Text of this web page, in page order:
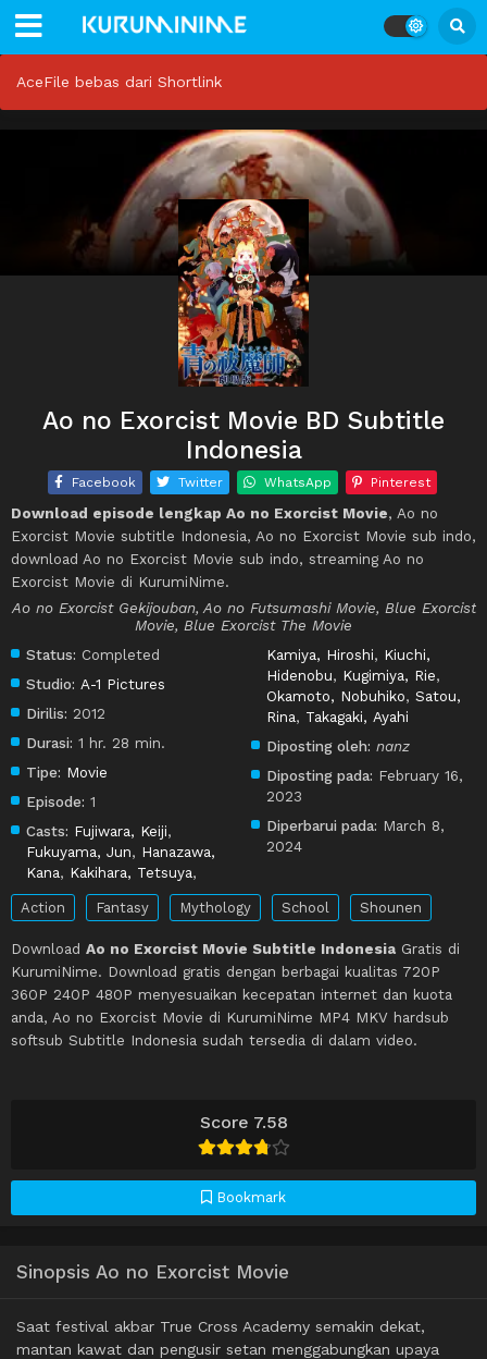
AceFile bebas dari Shortlink
Score 7.58
Bookmark
Ao no Exorcist Movie BD Subtitle
Indonesia
Facebook Twitter WhatsApp Pinterest
Download episode lengkap Ao no Exorcist Movie, Ao no
Exorcist Movie subtitle Indonesia, Ao no Exorcist Movie sub indo,
download Ao no Exorcist Movie sub indo, streaming Ao no
Exorcist Movie di KurumiNime.
Ao no Exorcist Gekijouban, Ao no Futsumashi Movie, Blue Exorcist
Movie, Blue Exorcist The Movie
Status: Completed
Studio: A-1 Pictures
Dirilis: 2012
Durasi: 1 hr. 28 min.
Tipe: Movie
Episode: 1
Casts: Fujiwara, Keiji,
Fukuyama, Jun, Hanazawa,
Kana, Kakihara, Tetsuya,
Kamiya, Hiroshi, Kiuchi,
Hidenobu, Kugimiya, Rie,
Okamoto, Nobuhiko,Satou,
Rina, Takagaki, Ayahi
Diposting oleh: nanz
Diposting pada: February 16,
2023
Diperbarui pada: March 8,
2024
Action Fantasy Mythology School Shounen
Download Ao no Exorcist Movie Subtitle Indonesia Gratis di
KurumiNime. Download gratis dengan berbagai kualitas 720P
360P 240P 480P menyesuaikan kecepatan internet dan kuota
anda, Ao no Exorcist Movie di KurumiNime MP4 MKV hardsub
softsub Subtitle Indonesia sudah tersedia di dalam video.
Sinopsis Ao no Exorcist Movie
Saat festival akbar True Cross Academy semakin dekat,
mantan kawat dan pengusir setan menggabungkan upaya